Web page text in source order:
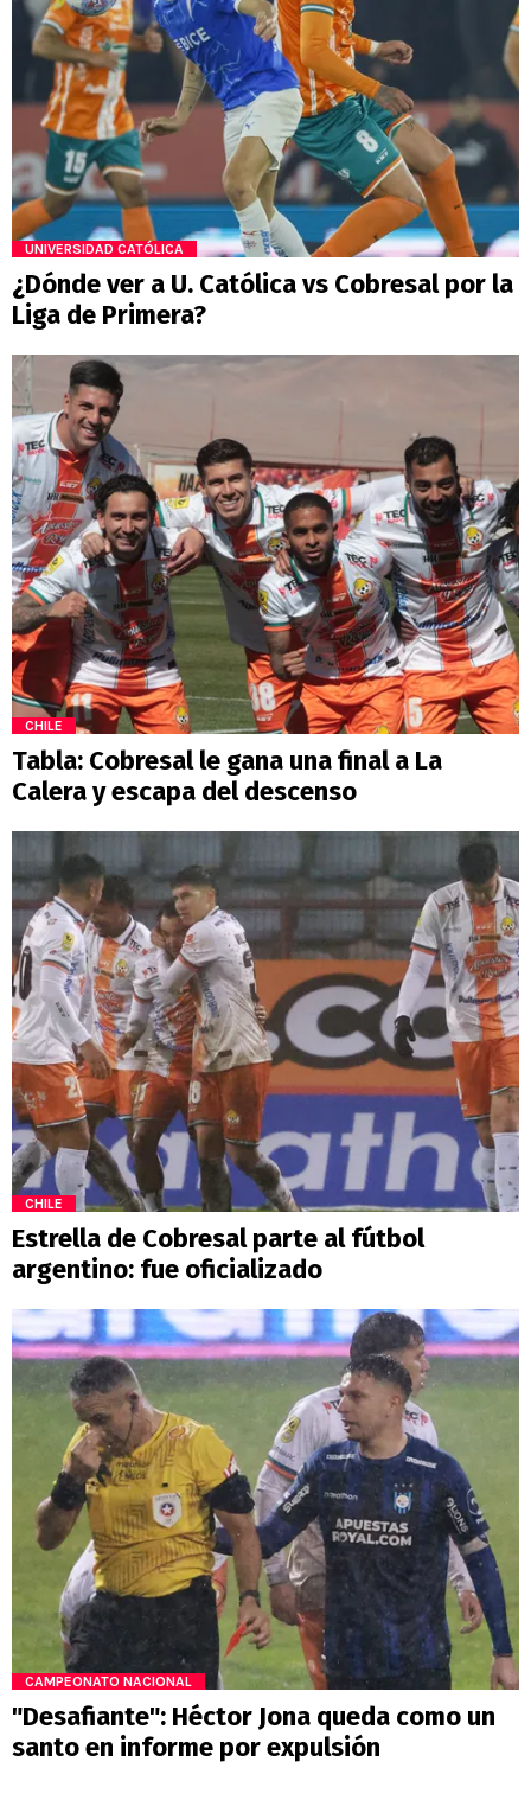
UNIVERSIDAD CATÓLICA
¿Dónde ver a U. Católica vs Cobresal por la
Liga de Primera?
CHILE
Tabla: Cobresal le gana una final a La
Calera y escapa del descenso
CHILE
Estrella de Cobresal parte al fútbol
argentino: fue oficializado
CAMPEONATO NACIONAL
"Desafiante": Héctor Jona queda como un
santo en informe por expulsión